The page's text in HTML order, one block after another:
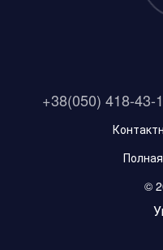
+38(050) 418-43-
©